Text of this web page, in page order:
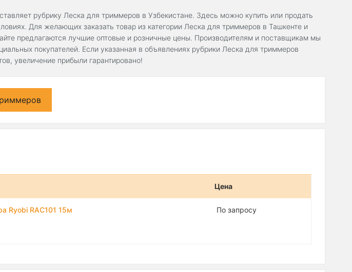
рубрику Леска для триммеров в Узбекистане. Здесь можно купить или продать
Для желающих заказать товар из категории Леска для триммеров в Ташкенте и
предлагаются лучшие оптовые и розничные цены. Производителям и поставщикам мы
покупателей. Если указанная в объявлениях рубрики Леска для триммеров
увеличение прибыли гарантировано!
Цена
Ryobi RAC101 15м По запросу